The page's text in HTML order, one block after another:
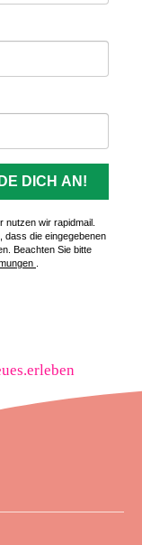
DICH AN!
nutzen wir rapidmail.
dass die eingegebenen
Beachten Sie bitte